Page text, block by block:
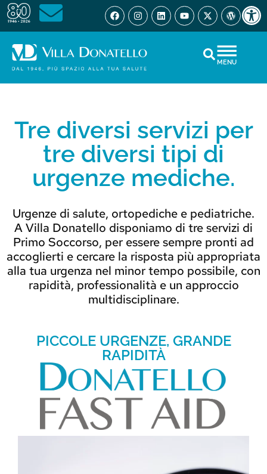
MENU
Tre diversi servizi per
tre diversi tipi di
urgenze mediche.
Urgenze di salute, ortopediche e pediatriche.
A Villa Donatello disponiamo di tre servizi di
Primo Soccorso, per essere sempre pronti ad
accoglierti e cercare la risposta più appropriata
alla tua urgenza nel minor tempo possibile, con
rapidità, professionalità e un approccio
multidisciplinare.
PICCOLE URGENZE, GRANDE
RAPIDITÀ